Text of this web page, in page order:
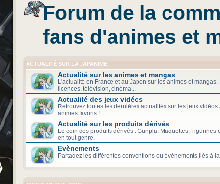
Forum de la
fans d'animes et
ACTUALITÉ SUR LA JAPANIME
Actualité sur les animes et mangas
L'actualité en France et au Japon sur les animes et mangas.
licences, télévision, cinéma...
Actualité des jeux vidéos
Retrouvez toutes les dernières actualités sur les jeux vidéos
animes favoris !
Actualité sur les produits dérivés
Le coin des produits dérivés : Gunpla, Maquettes, Figurines
en tout genre.
Evènements
Partagez les différentes conventions ou évènements liés à